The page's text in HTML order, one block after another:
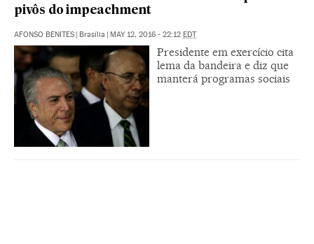
pivôs do impeachment
AFONSO BENITES | Brasília | MAY 12, 2016 - 22:12 EDT
Presidente em exercício cita
lema da bandeira e diz que
manterá programas sociais